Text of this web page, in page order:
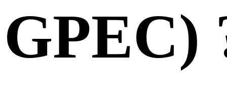
GPEC)